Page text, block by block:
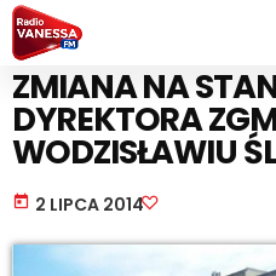
BEZ KATEGORII
ZMIANA NA
DYREKTORA
WODZISŁAWIU
today 2 LIPCA 2014